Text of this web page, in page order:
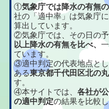
①気象庁では降水の有無
社の「適中率」は気象庁
算出しています。
②気象庁では、その日の
以上降水の有無を比べ、
ています。
③適中判定の代表地点と
ある東京都千代田区北の
す。
④本サイトでは、各社が
の適中判定の結果を比較し